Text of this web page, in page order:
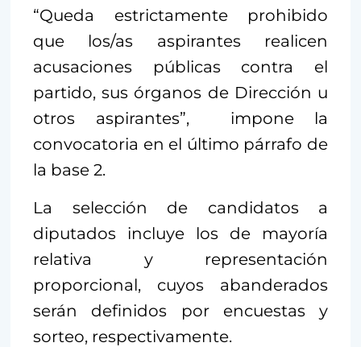
“Queda estrictamente prohibido
que los/as aspirantes realicen
acusaciones públicas contra el
partido, sus órganos de Dirección u
otros aspirantes”, impone la
convocatoria en el último párrafo de
la base 2.
La selección de candidatos a
diputados incluye los de mayoría
relativa y representación
proporcional, cuyos abanderados
serán definidos por encuestas y
sorteo, respectivamente.